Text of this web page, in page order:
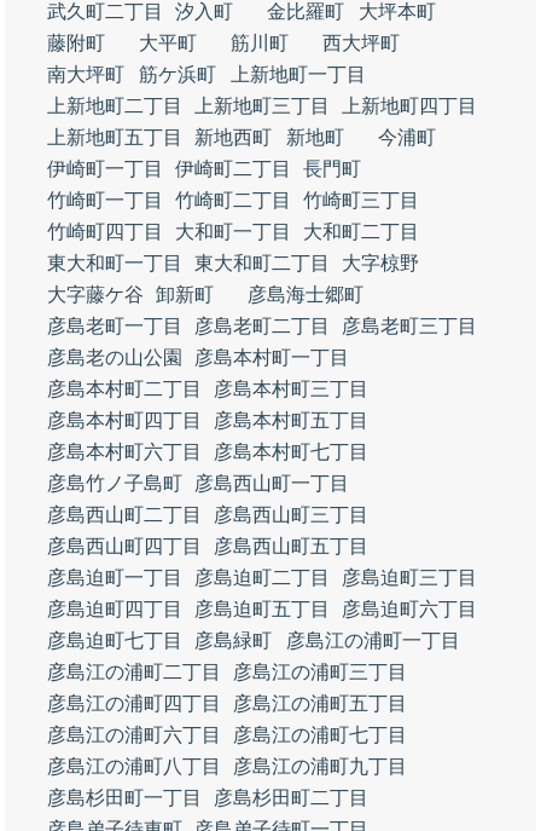
武久町二丁目
汐入町 金比羅町
大坪本町
藤附町
大平町 筋川町
西大坪町
南大坪町
筋ケ浜町
上新地町一丁目
上新地町二丁目
上新地町三丁目
上新地町四丁目
上新地町五丁目
新地西町 新地町
今浦町
伊崎町一丁目
伊崎町二丁目
長門町
竹崎町一丁目
竹崎町二丁目
竹崎町三丁目
竹崎町四丁目
大和町一丁目
大和町二丁目
東大和町一丁目
東大和町二丁目
大字椋野
大字藤ケ谷
卸新町
彦島海士郷町
彦島老町一丁目
彦島老町二丁目
彦島老町三丁目
彦島老の山公園
彦島本村町一丁目
彦島本村町二丁目
彦島本村町三丁目
彦島本村町四丁目
彦島本村町五丁目
彦島本村町六丁目
彦島本村町七丁目
彦島竹ノ子島町
彦島西山町一丁目
彦島西山町二丁目
彦島西山町三丁目
彦島西山町四丁目
彦島西山町五丁目
彦島迫町一丁目
彦島迫町二丁目
彦島迫町三丁目
彦島迫町四丁目
彦島迫町五丁目
彦島迫町六丁目
彦島迫町七丁目
彦島緑町
彦島江の浦町一丁目
彦島江の浦町二丁目
彦島江の浦町三丁目
彦島江の浦町四丁目
彦島江の浦町五丁目
彦島江の浦町六丁目
彦島江の浦町七丁目
彦島江の浦町八丁目
彦島江の浦町九丁目
彦島杉田町一丁目
彦島杉田町二丁目